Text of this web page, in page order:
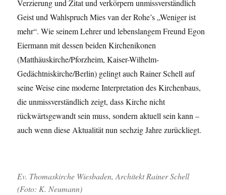
Verzierung und Zitat und verkörpern unmissverständlich
Geist und Wahlspruch Mies van der Rohe’s „Weniger ist
mehr“. Wie seinem Lehrer und lebenslangem Freund Egon
Eiermann mit dessen beiden Kirchenikonen
(Matthäuskirche/Pforzheim, Kaiser-Wilhelm-
Gedächtniskirche/Berlin) gelingt auch Rainer Schell auf
seine Weise eine moderne Interpretation des Kirchenbaus,
die unmissverständlich zeigt, dass Kirche nicht
rückwärtsgewandt sein muss, sondern aktuell sein kann –
auch wenn diese Aktualität nun sechzig Jahre zurückliegt.
Ev. Thomaskirche Wiesbaden, Architekt Rainer Schell
(Foto: K. Neumann)